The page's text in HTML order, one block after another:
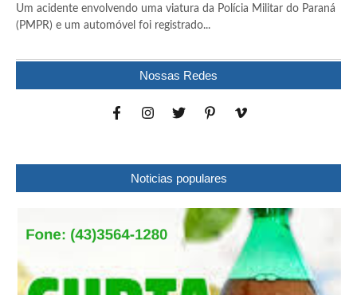
Um acidente envolvendo uma viatura da Polícia Militar do Paraná
(PMPR) e um automóvel foi registrado...
Nossas Redes
Noticias populares